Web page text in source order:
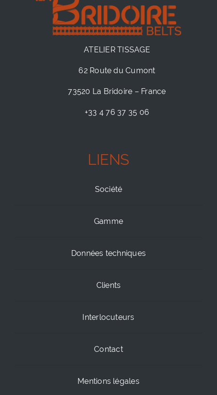
ATELIER TISSAGE
62 Route du Cumont
73520 La Bridoire – France
+33 4 76 37 35 06
LIENS
Société
Gamme
Données techniques
Clients
Interlocuteurs
Contact
Mentions légales